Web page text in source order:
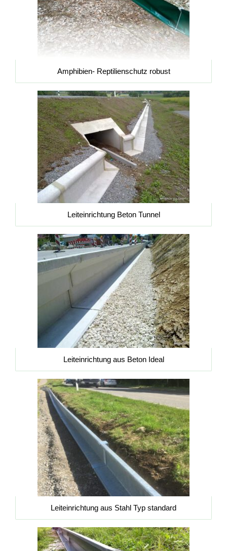
Amphibien- Reptilienschutz robust
Leiteinrichtung Beton Tunnel
Leiteinrichtung aus Beton Ideal
Leiteinrichtung aus Stahl Typ standard